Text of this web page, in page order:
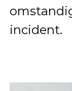
incident.